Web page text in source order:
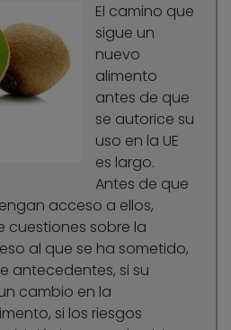
El camino que
sigue un
nuevo
alimento
antes de que
se autorice su
uso en la UE
es largo.
Antes de que
acceso a ellos,
cuestiones sobre la
al que se ha sometido,
antecedentes, si su
cambio en la
si los riesgos